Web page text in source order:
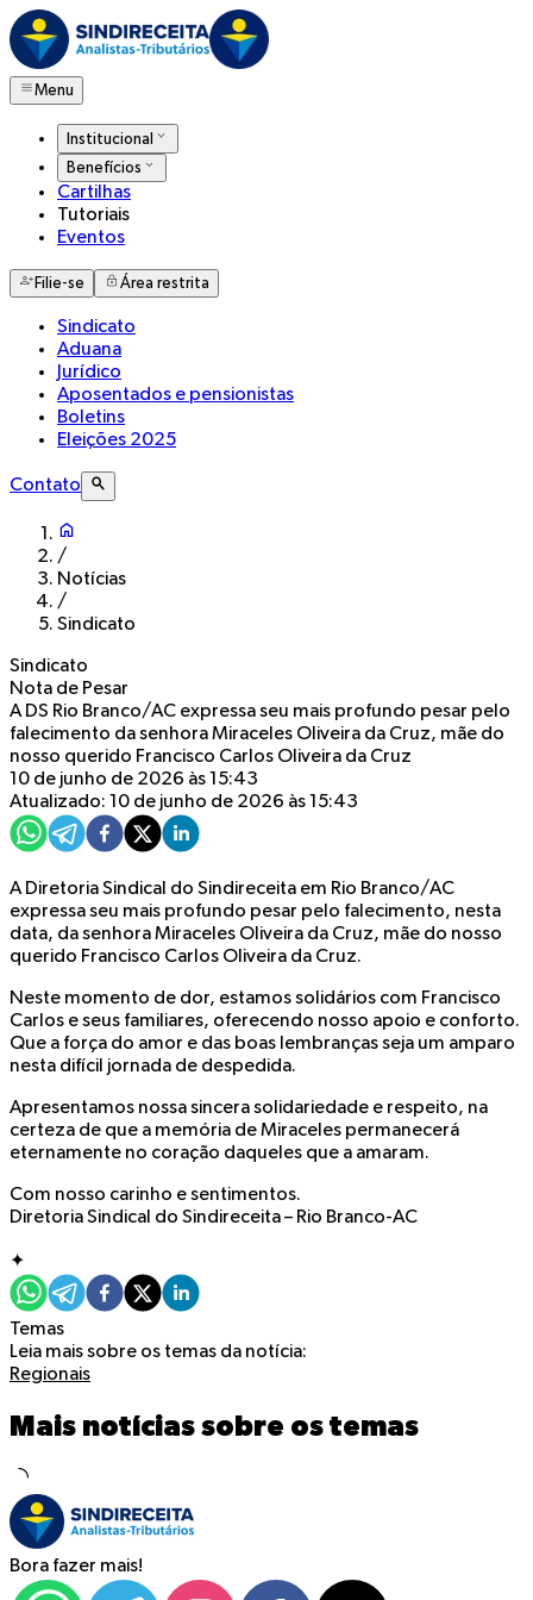
Menu
Institucional
Benefícios
Cartilhas
Tutoriais
Eventos
Filie-se Área restrita
Sindicato
Aduana
Jurídico
Aposentados e pensionistas
Boletins
Eleições 2025
Contato
/
Notícias
/
Sindicato
Sindicato
Nota de Pesar
A DS Rio Branco/AC expressa seu mais profundo pesar pelo
falecimento da senhora Miraceles Oliveira da Cruz, mãe do
nosso querido Francisco Carlos Oliveira da Cruz
10 de junho de 2026 às 15:43
Atualizado: 10 de junho de 2026 às 15:43
A Diretoria Sindical do Sindireceita em Rio Branco/AC
expressa seu mais profundo pesar pelo falecimento, nesta
data, da senhora Miraceles Oliveira da Cruz, mãe do nosso
querido Francisco Carlos Oliveira da Cruz.
Neste momento de dor, estamos solidários com Francisco
Carlos e seus familiares, oferecendo nosso apoio e conforto.
Que a força do amor e das boas lembranças seja um amparo
nesta difícil jornada de despedida.
Apresentamos nossa sincera solidariedade e respeito, na
certeza de que a memória de Miraceles permanecerá
eternamente no coração daqueles que a amaram.
Com nosso carinho e sentimentos.
Diretoria Sindical do Sindireceita – Rio Branco-AC
✦
Temas
Leia mais sobre os temas da notícia:
Regionais
Mais notícias sobre os temas
Bora fazer mais!